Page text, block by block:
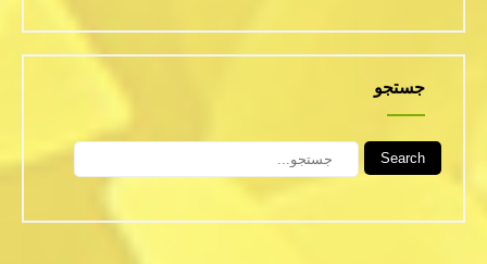
جستجو
Search